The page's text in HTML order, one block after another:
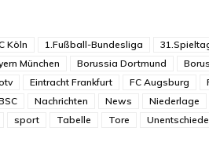
Köln 1.Fußball-Bundesliga
München Borussia Dortmund
Eintracht Frankfurt FC Augsburg
Nachrichten News Niederlage
sport Tabelle Tore